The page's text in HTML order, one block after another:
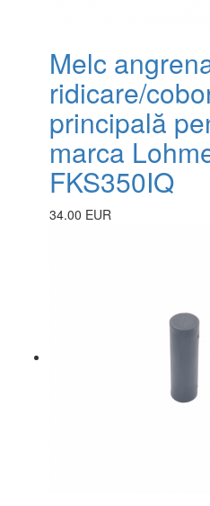
Melc
ridicare/
principală
marca
FKS350IQ
34.00 EUR